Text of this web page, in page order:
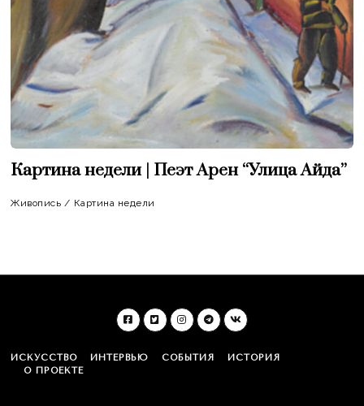
Картина недели | Пеэт Арен “Улица Айда”
Живопись / Картина недели
ИСКУССТВО ИНТЕРВЬЮ СОБЫТИЯ
ИСТОРИЯ
О ПРОЕКТЕ